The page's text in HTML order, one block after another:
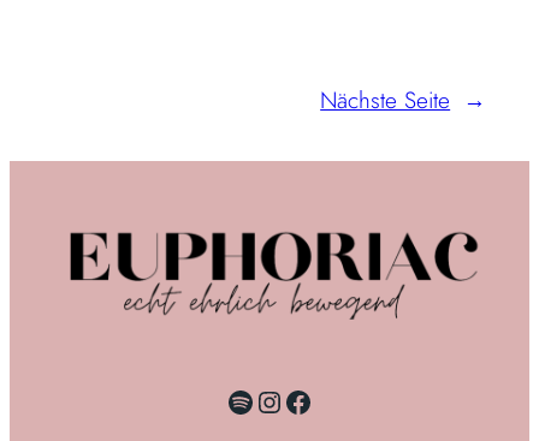
Nächste Seite →
Spotify
Instagram
Facebook